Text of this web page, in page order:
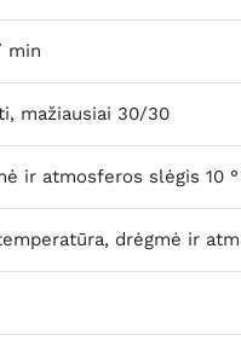
min
mažiausiai 30/30
ir atmosferos slėgis 10
drėgmė ir